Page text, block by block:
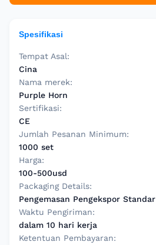
Spesifikasi
Tempat Asal:
Cina
Nama merek:
Purple Horn
Sertifikasi:
CE
Jumlah Pesanan Minimum:
1000 set
Harga:
100-500usd
Packaging Details:
Pengemasan Pengekspor Standar
Waktu Pengiriman:
dalam 10 hari kerja
Ketentuan Pembayaran: